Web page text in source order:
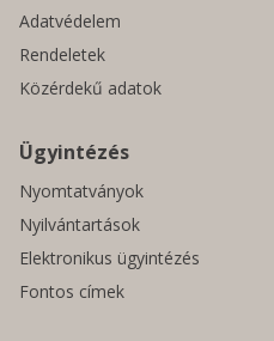
Adatvédelem
Rendeletek
Közérdekű adatok
Ügyintézés
Nyomtatványok
Nyilvántartások
Elektronikus ügyintézés
Fontos címek